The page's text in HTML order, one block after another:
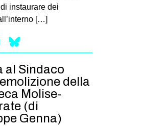
EUROPA
MONDO
EVENTI
in
Fb
instaurare dei
all’interno […]
Facebook
al Sindaco
della
Molise-
(di
Genna)